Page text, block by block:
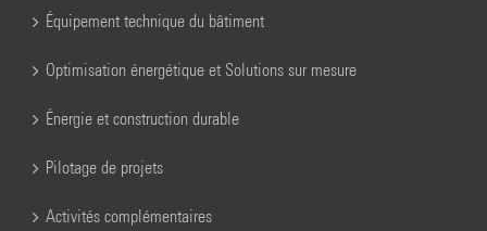
Équipement technique du bâtiment
Optimisation énergétique et Solutions sur mesure
Énergie et construction durable
Pilotage de projets
Activités complémentaires